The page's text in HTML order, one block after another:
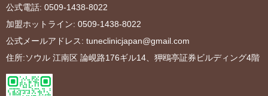
公式電話: 0509-1438-8022
加盟ホットライン: 0509-1438-8022
公式メールアドレス: tuneclinicjapan@gmail.com
住所:ソウル 江南区 論峴路176ギル14、狎鴎亭証券ビルディング4階